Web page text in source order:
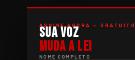
ASSINE AGORA — GRATUITO
SUA VOZ
MUDA A LEI
NOME COMPLETO